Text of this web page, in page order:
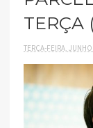
TERÇA
TERÇA-FEIRA,